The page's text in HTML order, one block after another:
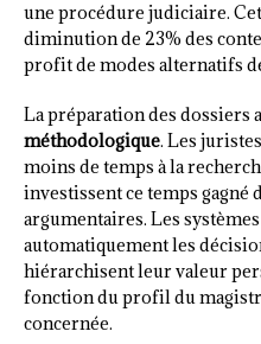
une procédure judiciaire.
diminution de 23% des
profit de modes alternatifs
La préparation des dossiers
méthodologique. Les
moins de temps à la
investissent ce temps gagné
argumentaires. Les
automatiquement les
hiérarchisent leur valeur
fonction du profil du
concernée.